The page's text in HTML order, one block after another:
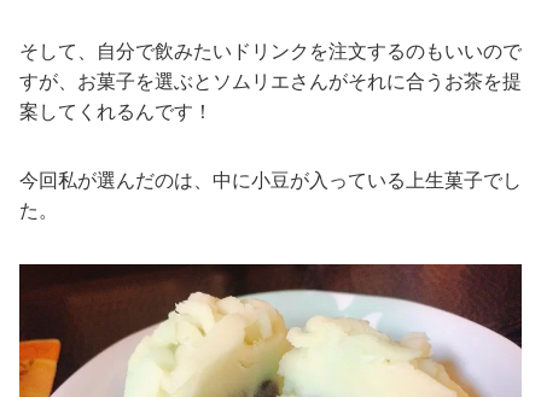
そして、自分で飲みたいドリンクを注文するのもいいので
すが、お菓子を選ぶとソムリエさんがそれに合うお茶を提
案してくれるんです！
今回私が選んだのは、中に小豆が入っている上生菓子でし
た。